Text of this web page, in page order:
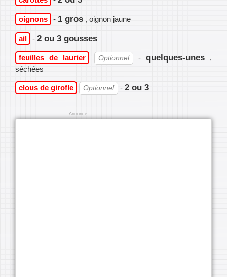
oignons - 1 gros , oignon jaune
ail - 2 ou 3 gousses
feuilles de laurier Optionnel - quelques-unes
,
séchées
clous de girofle Optionnel - 2 ou 3